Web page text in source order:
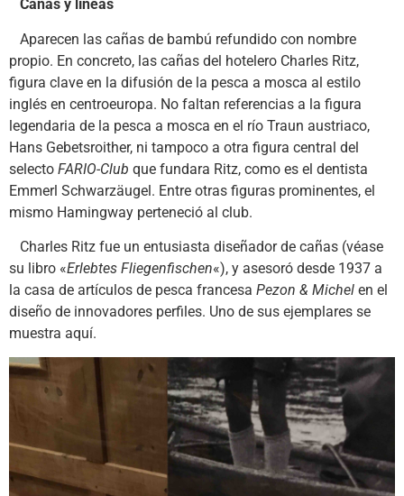
Cañas y líneas
Aparecen las cañas de bambú refundido con nombre
propio. En concreto, las cañas del hotelero Charles Ritz,
figura clave en la difusión de la pesca a mosca al estilo
inglés en centroeuropa. No faltan referencias a la figura
legendaria de la pesca a mosca en el río Traun austriaco,
Hans Gebetsroither, ni tampoco a otra figura central del
selecto FARIO-Club que fundara Ritz, como es el dentista
Emmerl Schwarzäugel. Entre otras figuras prominentes, el
mismo Hamingway perteneció al club.
Charles Ritz fue un entusiasta diseñador de cañas (véase
su libro «Erlebtes Fliegenfischen«), y asesoró desde 1937 a
la casa de artículos de pesca francesa Pezon & Michel en el
diseño de innovadores perfiles. Uno de sus ejemplares se
muestra aquí.